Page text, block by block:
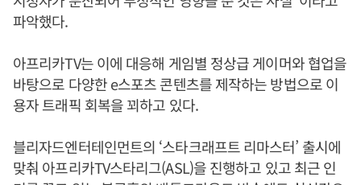
파악했다.
아프리카TV는 이에 대응해 게임별 정상급 게이머와 협업을
바탕으로 다양한 e스포츠 콘텐츠를 제작하는 방법으로 이
용자 트래픽 회복을 꾀하고 있다.
블리자드엔터테인먼트의 ‘스타크래프트 리마스터’ 출시에
맞춰 아프리카TV스타리그(ASL)을 진행하고 있고 최근 인